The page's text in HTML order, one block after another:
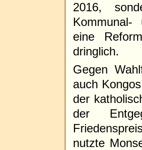
2016,
Kommunal-
eine
dringlich.
Gegen
auch
der
der
nutzte